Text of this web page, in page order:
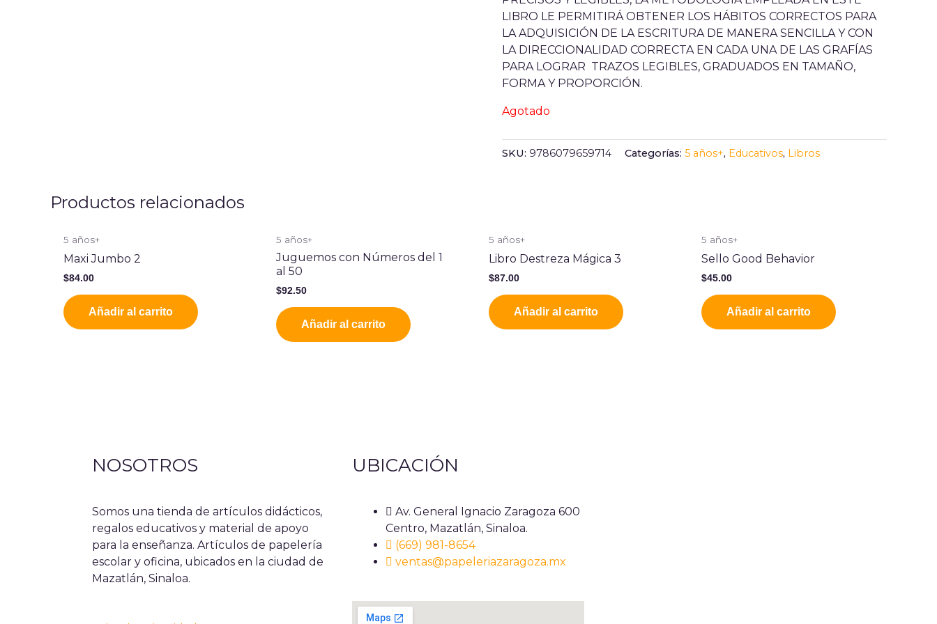
LIBRO LE PERMITIRÁ OBTENER LOS HÁBITOS CORRECTOS PARA
LA ADQUISICIÓN DE LA ESCRITURA DE MANERA SENCILLA Y CON
LA DIRECCIONALIDAD CORRECTA EN CADA UNA DE LAS GRAFÍAS
PARA LOGRAR TRAZOS LEGIBLES, GRADUADOS EN TAMAÑO,
FORMA Y PROPORCIÓN.
Agotado
SKU: 9786079659714 Categorías: 5 años+, Educativos, Libros
Productos relacionados
5 años+
Maxi Jumbo 2
$84.00
Añadir al carrito
5 años+
Juguemos con Números del 1
al 50
$92.50
Añadir al carrito
5 años+
Libro Destreza Mágica 3
$87.00
Añadir al carrito
5 años+
Sello Good Behavior
$45.00
Añadir al carrito
NOSOTROS
Somos una tienda de artículos didácticos,
regalos educativos y material de apoyo
para la enseñanza. Artículos de papelería
escolar y oficina, ubicados en la ciudad de
Mazatlán, Sinaloa.
UBICACIÓN
Av. General Ignacio Zaragoza 600
Centro, Mazatlán, Sinaloa.
(669) 981-8654
ventas@papeleriazaragoza.mx